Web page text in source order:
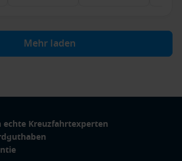
Mehr laden
echte Kreuzfahrtexperten